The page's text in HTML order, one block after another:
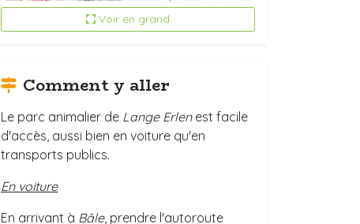
Voir en grand
Comment y aller
Le parc animalier de Lange Erlenest facile
d'accès, aussi bien en voiture qu'en
transports publics.
En voiture
En arrivant à Bâle, prendre l'autoroute